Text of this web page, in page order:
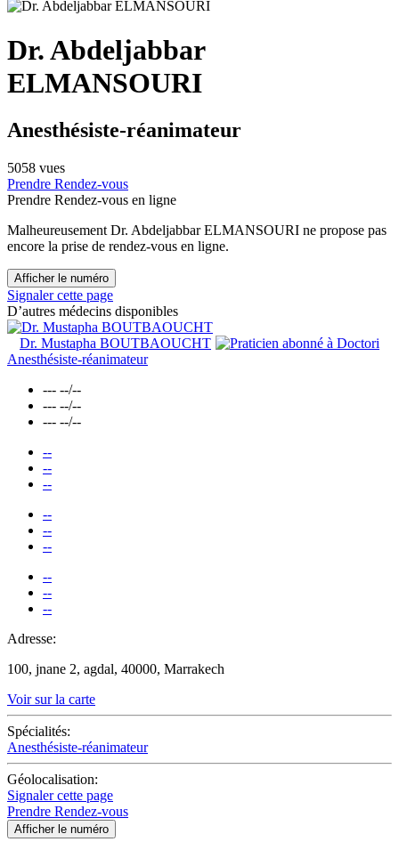
Dr. Abdeljabbar
ELMANSOURI
Anesthésiste-réanimateur
5058 vues
Prendre Rendez-vous
Prendre Rendez-vous en ligne
Malheureusement Dr. Abdeljabbar ELMANSOURI ne propose pas
encore la prise de rendez-vous en ligne.
Afficher le numéro
Signaler cette page
D’autres médecins disponibles
Dr. Mustapha BOUTBAOUCHT
Anesthésiste-réanimateur
--- --/--
--- --/--
--- --/--
--
--
--
--
--
--
--
--
--
Adresse:
100, jnane 2, agdal, 40000, Marrakech
Voir sur la carte
Spécialités:
Anesthésiste-réanimateur
Géolocalisation:
Signaler cette page
Prendre Rendez-vous
Afficher le numéro